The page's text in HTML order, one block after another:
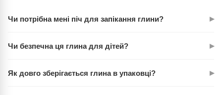
Чи потрібна мені піч для запікання глини? ▸
Це основна перевага перед традиційною глиною —
Чи безпечна ця глина для дітей? ▸
всі необхідні тести безпеки. Рекомендована для дітей від 3
Як довго зберігається глина в упаковці? ▸